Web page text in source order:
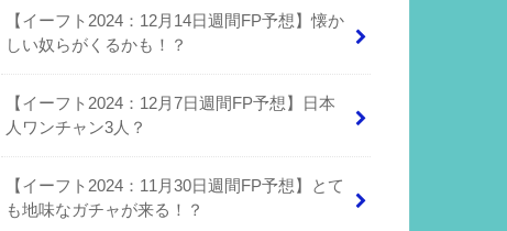
【イーフト2024：12月14日週間FP予想】懐か
しい奴らがくるかも！？
【イーフト2024：12月7日週間FP予想】日本
人ワンチャン3人？
【イーフト2024：11月30日週間FP予想】とて
も地味なガチャが来る！？